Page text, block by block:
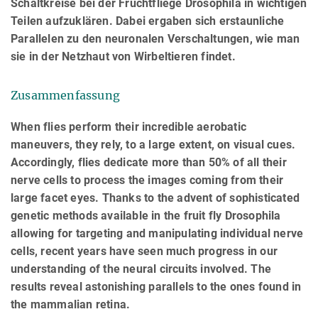
Schaltkreise bei der Fruchtfliege Drosophila in wichtigen
Teilen aufzuklären. Dabei ergaben sich erstaunliche
Parallelen zu den neuronalen Verschaltungen, wie man
sie in der Netzhaut von Wirbeltieren findet.
Zusammenfassung
When flies perform their incredible aerobatic
maneuvers, they rely, to a large extent, on visual cues.
Accordingly, flies dedicate more than 50% of all their
nerve cells to process the images coming from their
large facet eyes. Thanks to the advent of sophisticated
genetic methods available in the fruit fly Drosophila
allowing for targeting and manipulating individual nerve
cells, recent years have seen much progress in our
understanding of the neural circuits involved. The
results reveal astonishing parallels to the ones found in
the mammalian retina.